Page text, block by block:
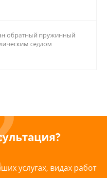
обратный пружинный
седлом
услугах, видах работ